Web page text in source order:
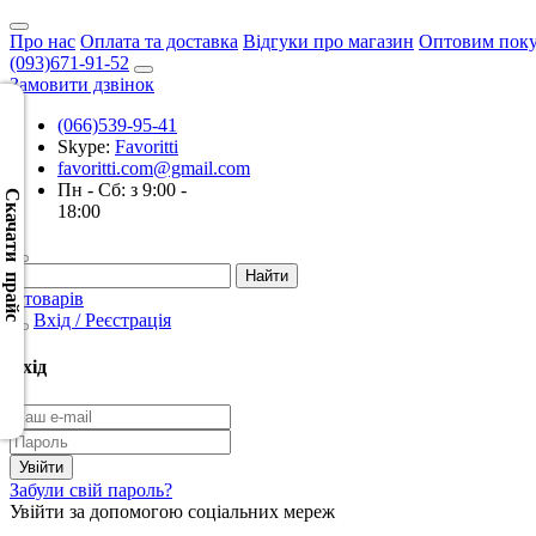
Про нас Оплата та доставка Відгуки про магазин Оптовим
(093)671-91-52
Замовити дзвінок
(066)539-95-41
Skype: Favoritti
favoritti.com@gmail.com
Пн - Сб: з 9:00 -
18:00
0 товарів
Вхід / Реєстрація
Вхід
Забули свій пароль?
Увійти за допомогою соціальних мереж
Скачати прайс
Скачать
XML
(Розн.)
Скачать
XML
(Опт)
Скачать
(Розн.)
Скачать
CSV
(Опт)